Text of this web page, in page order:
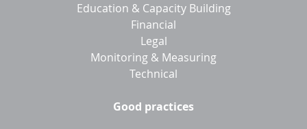
Education & Capacity Building
Financial
Legal
Monitoring & Measuring
Technical
Good practices